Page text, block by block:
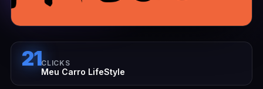
21CLICKS
Meu Carro LifeStyle